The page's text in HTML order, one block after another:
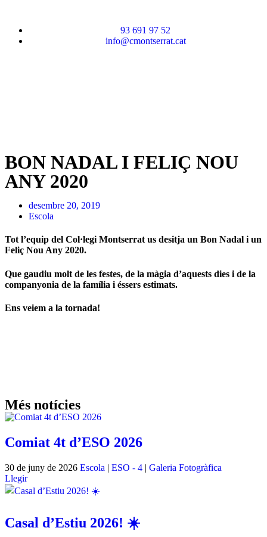
93 691 97 52
info@cmontserrat.cat
BON NADAL I FELIÇ NOU
ANY 2020
desembre 20, 2019
Escola
Tot l’equip del Col·legi Montserrat us desitja un Bon Nadal i un
Feliç Nou Any 2020.
Que gaudiu molt de les festes, de la màgia d’aquests dies i de la
companyonia de la família i éssers estimats.
Ens veiem a la tornada!
Més notícies
Comiat 4t d’ESO 2026
30 de juny de 2026 Escola | ESO - 4 | Galeria Fotogràfica
Llegir
Casal d’Estiu 2026! ☀️